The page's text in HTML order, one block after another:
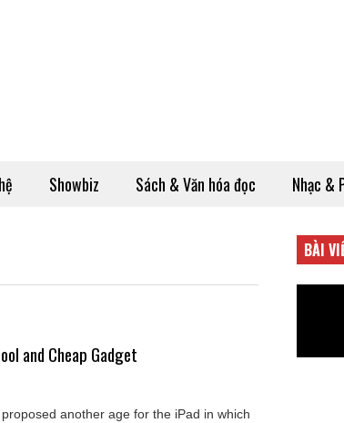
Showbiz Sách & Văn hóa đọc Nhạc &
and Cheap Gadget
another age for the iPad in which
BÀI